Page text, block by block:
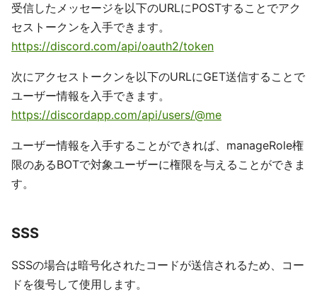
受信したメッセージを以下のURLにPOSTすることでアク
セストークンを入手できます。
https://discord.com/api/oauth2/token
次にアクセストークンを以下のURLにGET送信することで
ユーザー情報を入手できます。
https://discordapp.com/api/users/@me
ユーザー情報を入手することができれば、manageRole権
限のあるBOTで対象ユーザーに権限を与えることができま
す。
SSS
SSSの場合は暗号化されたコードが送信されるため、コー
ドを復号して使用します。